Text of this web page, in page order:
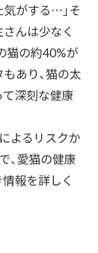
気がする…」そ
んは少なく
猫の約40%が
あり、猫の太
深刻な健康
よるリスクか
、愛猫の健康
報を詳しく